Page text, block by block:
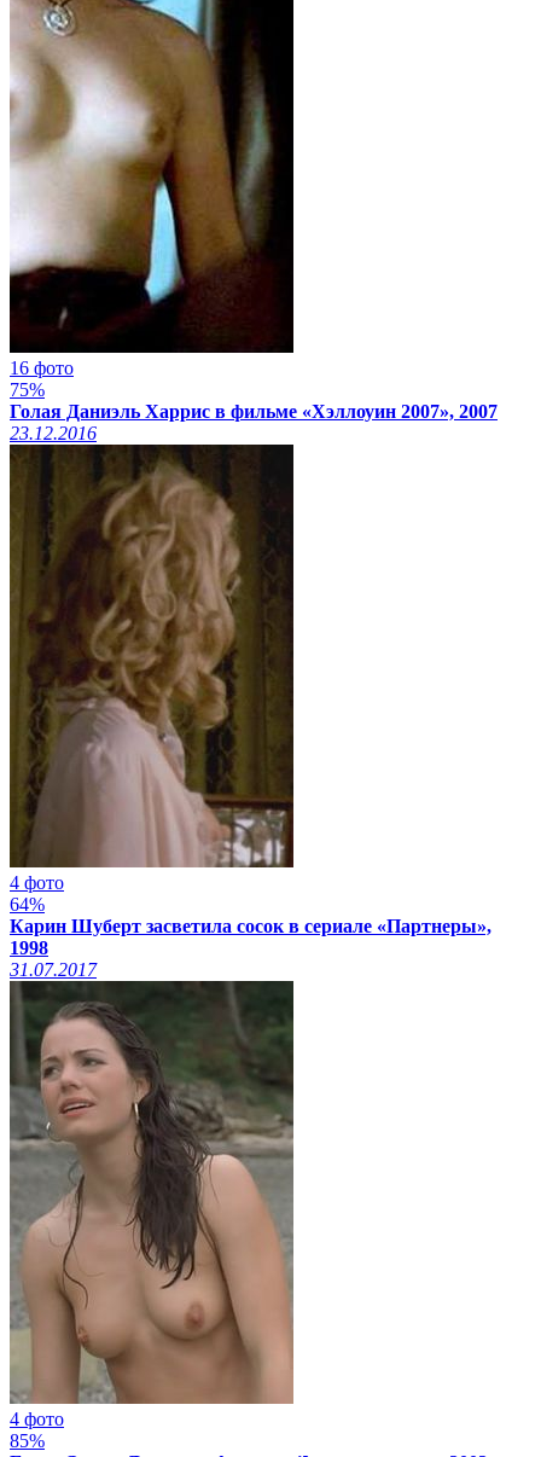
16 фото
75%
Голая Даниэль Харрис в фильме «Хэллоуин 2007», 2007
23.12.2016
4 фото
64%
Карин Шуберт засветила сосок в сериале «Партнеры»,
1998
31.07.2017
4 фото
85%